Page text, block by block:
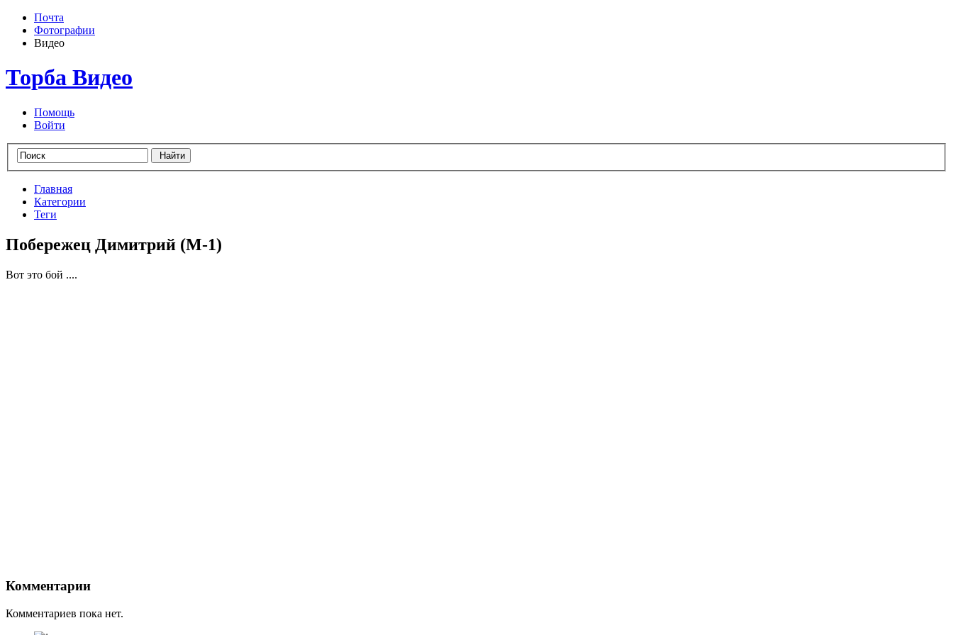
Почта
Фотографии
Видео
Торба Видео
Помощь
Войти
Главная
Категории
Теги
Побережец Димитрий (М-1)
Вот это бой ....
Комментарии
Комментариев пока нет.